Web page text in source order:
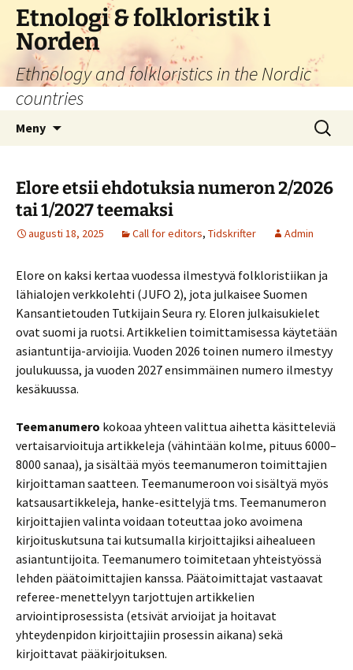
Hoppa
innehåll
Etnologi & folkloristik i
Norden
Ethnology and folkloristics in the Nordic
countries
Meny
Sök
efter:
Elore etsii ehdotuksia numeron 2/2026
tai 1/2027 teemaksi
augusti 18, 2025 Call for editors, Tidskrifter Admin
Elore on kaksi kertaa vuodessa ilmestyvä folkloristiikan ja
lähialojen verkkolehti (JUFO 2), jota julkaisee Suomen
Kansantietouden Tutkijain Seura ry. Eloren julkaisukielet
ovat suomi ja ruotsi. Artikkelien toimittamisessa käytetään
asiantuntija-arvioijia. Vuoden 2026 toinen numero ilmestyy
joulukuussa, ja vuoden 2027 ensimmäinen numero ilmestyy
kesäkuussa.
Teemanumero kokoaa yhteen valittua aihetta käsitteleviä
vertaisarvioituja artikkeleja (vähintään kolme, pituus 6000–
8000 sanaa), ja sisältää myös teemanumeron toimittajien
kirjoittaman saatteen. Teemanumeroon voi sisältyä myös
katsausartikkeleja, hanke-esittelyjä tms. Teemanumeron
kirjoittajien valinta voidaan toteuttaa joko avoimena
kirjoituskutsuna tai kutsumalla kirjoittajiksi aihealueen
asiantuntijoita. Teemanumero toimitetaan yhteistyössä
lehden päätoimittajien kanssa. Päätoimittajat vastaavat
referee-menettelyyn tarjottujen artikkelien
arviointiprosessista (etsivät arvioijat ja hoitavat
yhteydenpidon kirjoittajiin prosessin aikana) sekä
kirjoittavat pääkirjoituksen.